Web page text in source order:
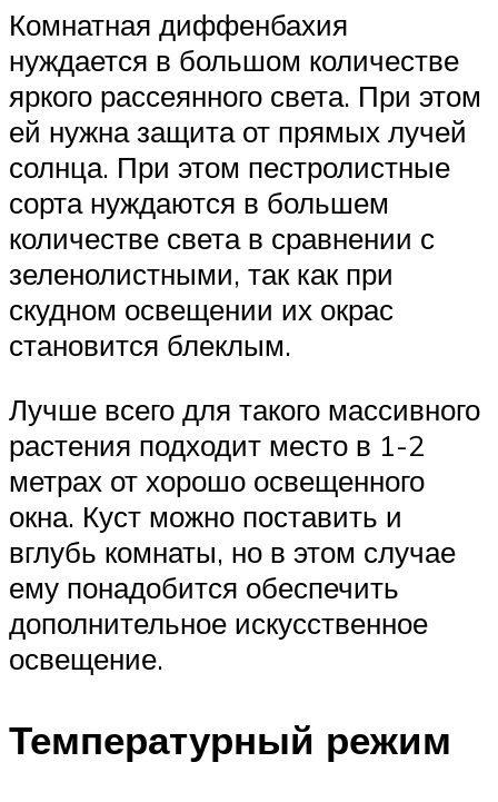
Комнатная диффенбахия
нуждается в большом количестве
яркого рассеянного света. При этом
ей нужна защита от прямых лучей
солнца. При этом пестролистные
сорта нуждаются в большем
количестве света в сравнении с
зеленолистными, так как при
скудном освещении их окрас
становится блеклым.
Лучше всего для такого массивного
растения подходит место в 1-2
метрах от хорошо освещенного
окна. Куст можно поставить и
вглубь комнаты, но в этом случае
ему понадобится обеспечить
дополнительное искусственное
освещение.
Температурный режим